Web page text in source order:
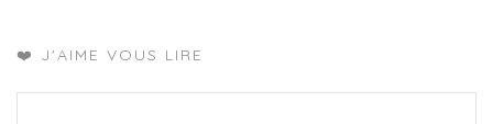
❤️ J'AIME VOUS LIRE